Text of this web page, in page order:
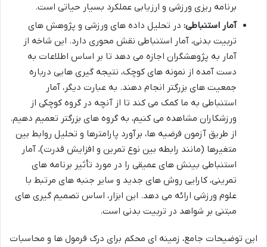
برنامه ریزی ورزشی و ارزیابی عملکرد بسیار حیاتی است.
آمار استنباطی: در تحلیل داده های ورزشی و پژوهش های
تربیت بدنی، آمار استنباطی نقش محوری دارد. این شاخه از
آمار به پژوهشگران اجازه می دهد تا بر اساس اطلاعات به
دست آمده از نمونه های کوچک، نتیجه گیری هایی درباره
جمعیت های بزرگتر انجام دهند. به عبارت دیگر، آمار
استنباطی به ما کمک می کند تا از آنچه در گروه کوچکی از
ورزشکاران مشاهده می کنیم، به گروه های بزرگتر تعمیم دهیم.
از طریق آزمون فرضیه ها، برآورد پارامترها و تحلیل روابط بین
متغیرها (مانند رابطه بین نوع تمرین و افزایش قدرت)، آمار
استنباطی بینش های عمیقی را در مورد تأثیر برنامه های
تمرینی، کارایی روش های جدید و سایر جنبه های مرتبط با
علوم ورزشی ارائه می دهد. این ابزار، اساس تصمیم گیری های
مبتنی بر شواهد در تربیت بدنی است.
این توضیحات جامع، زمینه ای محکم برای درک فرمول ها و محاسبات